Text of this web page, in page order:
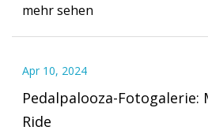
mehr sehen
Apr 10, 2024
Pedalpalooza-Fotogalerie:
Ride